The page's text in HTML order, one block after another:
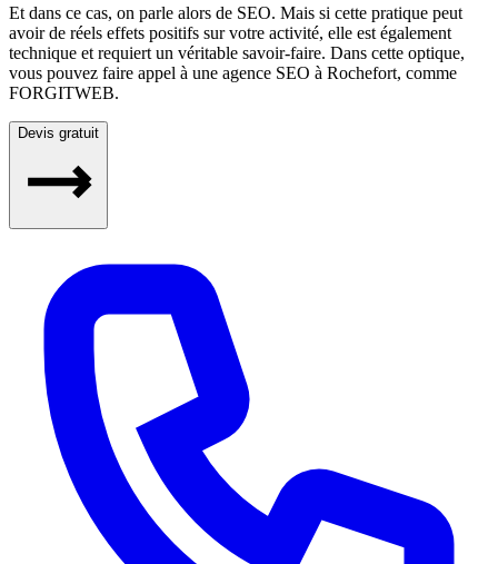
Et dans ce cas, on parle alors de SEO. Mais si cette pratique peut
avoir de réels effets positifs sur votre activité, elle est également
technique et requiert un véritable savoir-faire. Dans cette optique,
vous pouvez faire appel à une agence SEO à Rochefort, comme
FORGITWEB.
Devis gratuit